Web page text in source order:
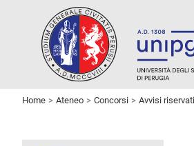
Home Ateneo Concorsi Avvisi